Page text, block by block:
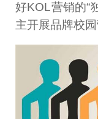
好KOL营销的“
主开展品牌校